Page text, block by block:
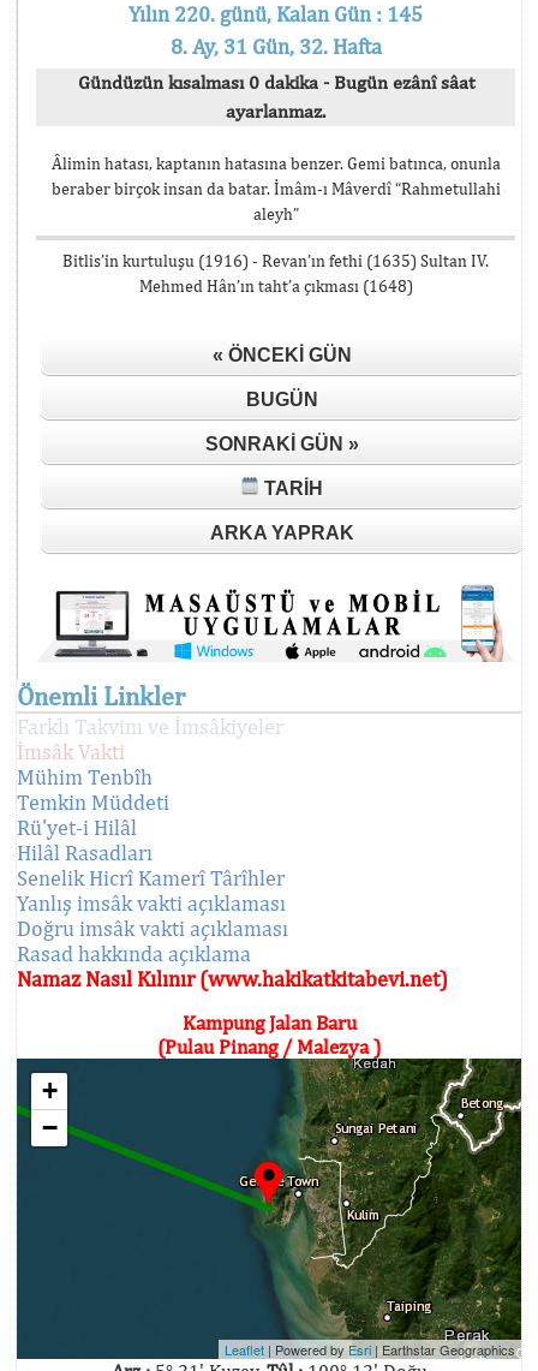
Yılın 220. günü, Kalan Gün : 145
8. Ay, 31 Gün, 32. Hafta
Gündüzün kısalması 0 dakika - Bugün ezânî sâat
ayarlanmaz.
Âlimin hatası, kaptanın hatasına benzer. Gemi batınca, onunla
beraber birçok insan da batar. İmâm-ı Mâverdî “Rahmetullahi
aleyh”
Bitlis’in kurtuluşu (1916) - Revan’ın fethi (1635) Sultan IV.
Mehmed Hân’ın taht’a çıkması (1648)
« ÖNCEKI GÜN
BUGÜN
SONRAKI GÜN »
TARIH
ARKA YAPRAK
Önemli Linkler
Farklı Takvim ve İmsâkiyeler
İmsâk Vakti
Mühim Tenbîh
Temkin Müddeti
Rü'yet-i Hilâl
Hilâl Rasadları
Senelik Hicrî Kamerî Târîhler
Yanlış imsâk vakti açıklaması
Doğru imsâk vakti açıklaması
Rasad hakkında açıklama
Namaz Nasıl Kılınır (www.hakikatkitabevi.net)
Kampung Jalan Baru
(Pulau Pinang / Malezya )
+
−
Leaflet | Powered by Esri |Earthstar Geographics